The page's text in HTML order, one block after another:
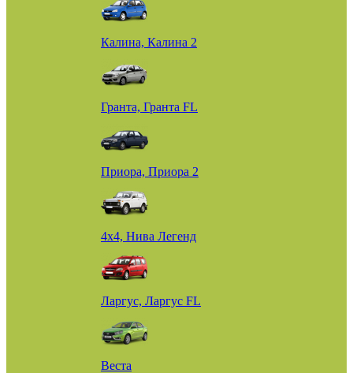
Калина, Калина 2
Гранта, Гранта FL
Приора, Приора 2
4х4, Нива Легенд
Ларгус, Ларгус FL
Веста